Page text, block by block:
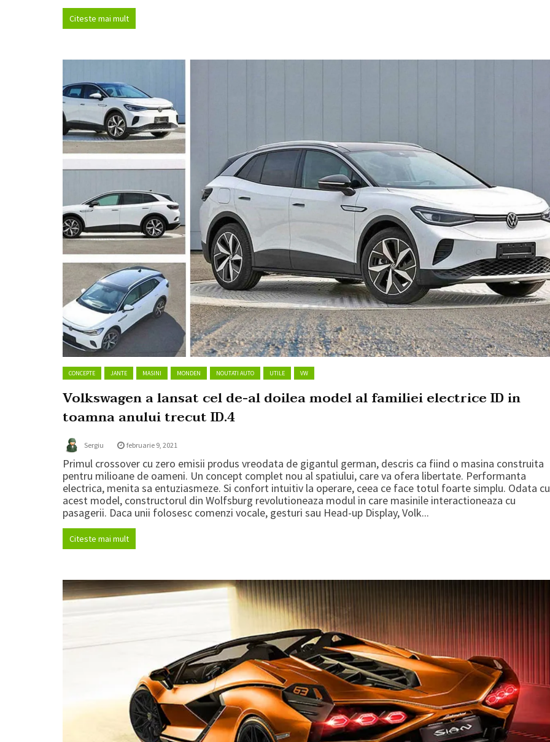
Citeste mai mult
CONCEPTE JANTE MASINI MONDEN NOUTATI AUTO UTILE VW
Volkswagen a lansat cel de-al doilea model al familiei electrice ID in
toamna anului trecut ID.4
Sergiu februarie 9, 2021
Primul crossover cu zero emisii produs vreodata de gigantul german, descris ca fiind o masina construita
pentru milioane de oameni. Un concept complet nou al spatiului, care va ofera libertate. Performanta
electrica, menita sa entuziasmeze. Si confort intuitiv la operare, ceea ce face totul foarte simplu. Odata cu
acest model, constructorul din Wolfsburg revolutioneaza modul in care masinile interactioneaza cu
pasagerii. Daca unii folosesc comenzi vocale, gesturi sau Head-up Display, Volk...
Citeste mai mult